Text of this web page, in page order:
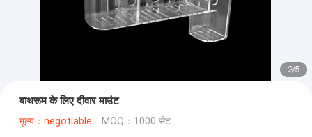
2/5
बाथरूम के लिए दीवार माउंट
मूल्य：negotiable MOQ：1000 सेट